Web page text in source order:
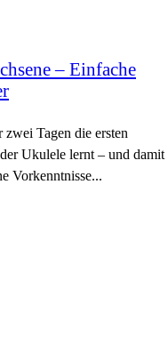
– Einfache
Tagen die ersten
Ukulele lernt – und damit
Vorkenntnisse...